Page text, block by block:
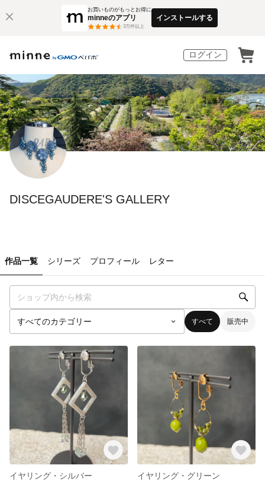
お買いものがもっとお得に
minneのアプリ
3万件以上
インストールする
ログイン
DISCEGAUDERE'S GALLERY
作品一覧 シリーズ プロフィール レター
すべて 販売中
イヤリング・シルバー
イヤリング・グリーン